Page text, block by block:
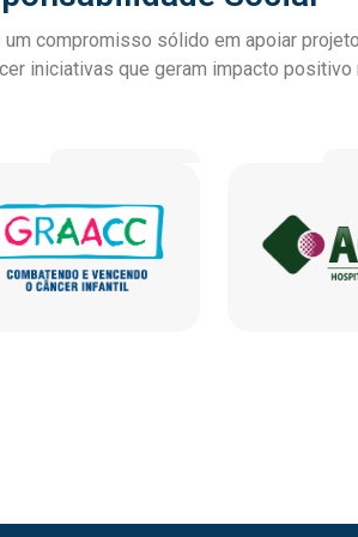
um compromisso sólido em apoiar
iniciativas que geram impacto positivo